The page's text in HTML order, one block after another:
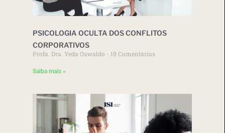
PSICOLOGIA OCULTA DOS CONFLITOS
CORPORATIVOS
Profa. Dra. Yeda Oswaldo 19 Comentários
Saiba mais »